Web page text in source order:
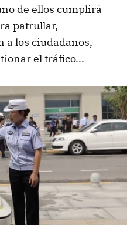
de ellos cumplirá
patrullar,
los ciudadanos,
el tráfico...